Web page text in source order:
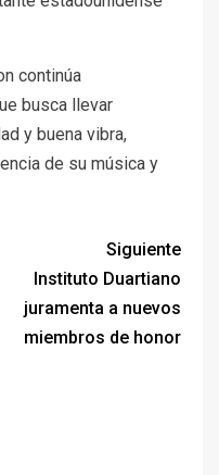
continúa
busca llevar
y buena vibra,
de su música y
Siguiente
Instituto Duartiano
juramenta a nuevos
miembros de honor